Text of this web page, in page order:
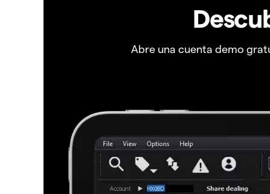
Abre una cuenta demo